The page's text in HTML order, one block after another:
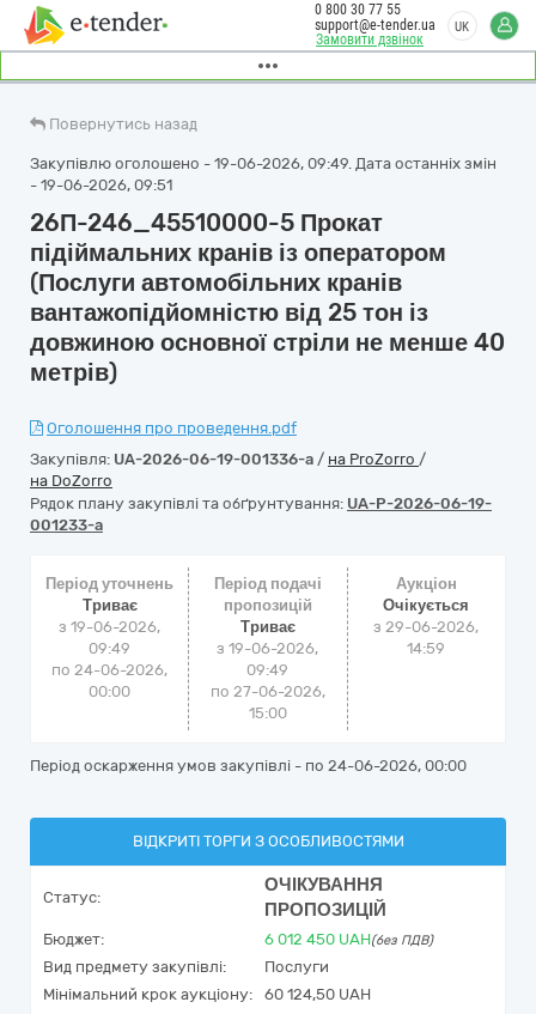
Замовити дзвінок
0 800 30 77 55
support@e-tender.ua
UK
Повернутись назад
Закупівлю оголошено - 19-06-2026, 09:49. Дата останніх змін
- 19-06-2026, 09:51
26П-246_45510000-5 Прокат
підіймальних кранів із оператором
(Послуги автомобільних кранів
вантажопідйомністю від 25 тон із
довжиною основної стріли не менше 40
метрів)
Оголошення про проведення.pdf
Закупівля: UA-2026-06-19-001336-a / на ProZorro /
на DoZorro
Рядок плану закупівлі та обґрунтування: UA-P-2026-06-19-
001233-a
Період уточнень
Триває
з 19-06-2026,
09:49
по 24-06-2026,
00:00
Період подачі
пропозицій
Триває
з 19-06-2026,
09:49
по 27-06-2026,
15:00
Аукціон
Очікується
з29-06-2026,
14:59
Період оскарження умов закупівлі - по 24-06-2026, 00:00
ВІДКРИТІ ТОРГИ З ОСОБЛИВОСТЯМИ
Статус:
ОЧІКУВАННЯ
ПРОПОЗИЦІЙ
Бюджет: 6 012 450 UAH(без ПДВ)
Вид предмету закупівлі:
Послуги
Мінімальний крок аукціону:
60 124,50 UAH